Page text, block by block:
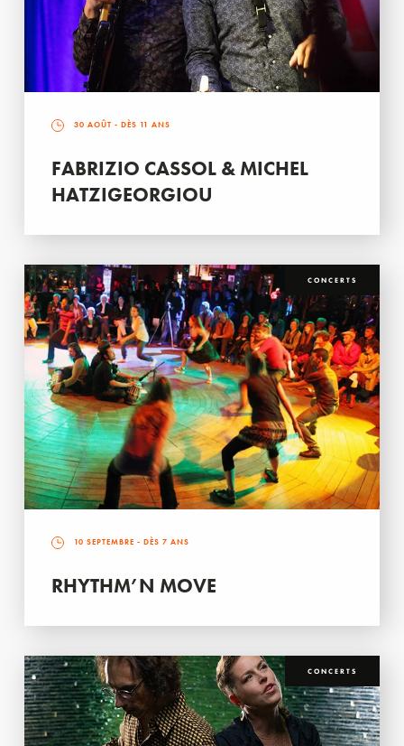
30 AOÛT - DÈS 11 ANS
FABRIZIO CASSOL & MICHEL
HATZIGEORGIOU
CONCERTS
10 SEPTEMBRE - DÈS 7 ANS
RHYTHM’N MOVE
CONCERTS